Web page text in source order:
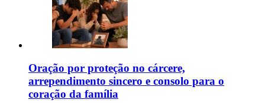
Oração por proteção no cárcere,
arrependimento sincero e consolo para o
coração da família